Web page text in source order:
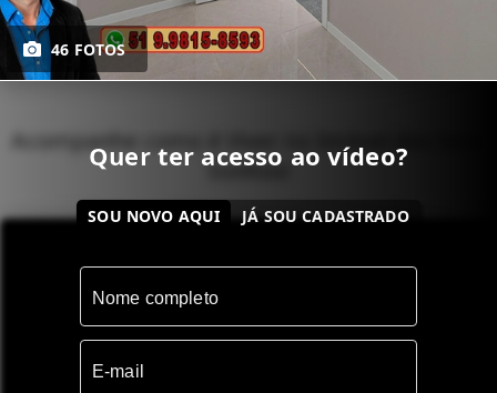
46 FOTOS
Quer ter acesso ao vídeo?
SOU NOVO AQUI JÁ SOU CADASTRADO
Acompanhe como é Viver no Imóvel dos Seus
Sonhos!